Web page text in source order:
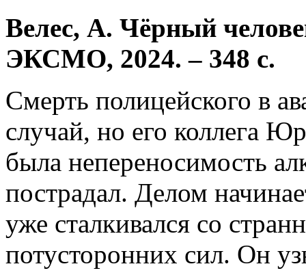
Велес, А. Чёрный
ЭКСМО, 2024. – 348 с.
Смерть полицейского в
случай, но его коллега
была непереносимость
пострадал. Делом
уже сталкивался со
потусторонних сил. Он